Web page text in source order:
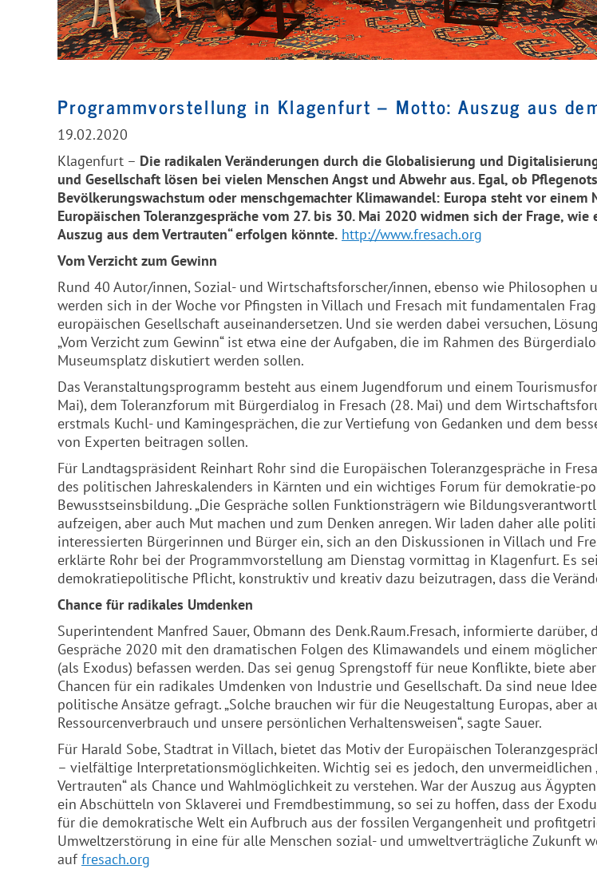
Programmvorstellung in Klagenfurt – Motto: Auszug aus
19.02.2020
Klagenfurt – Die radikalen Veränderungen durch die Globalisierung und
und Gesellschaft lösen bei vielen Menschen Angst und Abwehr aus. Egal, ob
Bevölkerungswachstum oder menschgemachter Klimawandel: Europa steht vor einem
Europäischen Toleranzgespräche vom 27. bis 30. Mai 2020 widmen sich der Frage, wie
Auszug aus dem Vertrauten“ erfolgen könnte. http://www.fresach.org
Vom Verzicht zum Gewinn
Rund 40 Autor/innen, Sozial- und Wirtschaftsforscher/innen, ebenso wie Philosophen
werden sich in der Woche vor Pfingsten in Villach und Fresach mit fundamentalen
europäischen Gesellschaft auseinandersetzen. Und sie werden dabei versuchen,
„Vom Verzicht zum Gewinn“ ist etwa eine der Aufgaben, die im Rahmen des
Museumsplatz diskutiert werden sollen.
Das Veranstaltungsprogramm besteht aus einem Jugendforum und einem
Mai), dem Toleranzforum mit Bürgerdialog in Fresach (28. Mai) und dem
erstmals Kuchl- und Kamingesprächen, die zur Vertiefung von Gedanken und dem
von Experten beitragen sollen.
Für Landtagspräsident Reinhart Rohr sind die Europäischen Toleranzgespräche in
des politischen Jahreskalenders in Kärnten und ein wichtiges Forum für demokratie-
Bewusstseinsbildung. „Die Gespräche sollen Funktionsträgern wie
aufzeigen, aber auch Mut machen und zum Denken anregen. Wir laden daher alle
interessierten Bürgerinnen und Bürger ein, sich an den Diskussionen in Villach und
erklärte Rohr bei der Programmvorstellung am Dienstag vormittag in Klagenfurt. Es
demokratiepolitische Pflicht, konstruktiv und kreativ dazu beizutragen, dass die
Chance für radikales Umdenken
Superintendent Manfred Sauer, Obmann des Denk.Raum.Fresach, informierte darüber,
Gespräche 2020 mit den dramatischen Folgen des Klimawandels und einem
(als Exodus) befassen werden. Das sei genug Sprengstoff für neue Konflikte, biete
Chancen für ein radikales Umdenken von Industrie und Gesellschaft. Da sind neue
politische Ansätze gefragt. „Solche brauchen wir für die Neugestaltung Europas, aber
Ressourcenverbrauch und unsere persönlichen Verhaltensweisen“, sagte Sauer.
Für Harald Sobe, Stadtrat in Villach, bietet das Motiv der Europäischen
– vielfältige Interpretationsmöglichkeiten. Wichtig sei es jedoch, den unvermeidlichen
Vertrauten“ als Chance und Wahlmöglichkeit zu verstehen. War der Auszug aus
ein Abschütteln von Sklaverei und Fremdbestimmung, so sei zu hoffen, dass der
für die demokratische Welt ein Aufbruch aus der fossilen Vergangenheit und
Umweltzerstörung in eine für alle Menschen sozial- und umweltverträgliche Zukunft
auffresach.org